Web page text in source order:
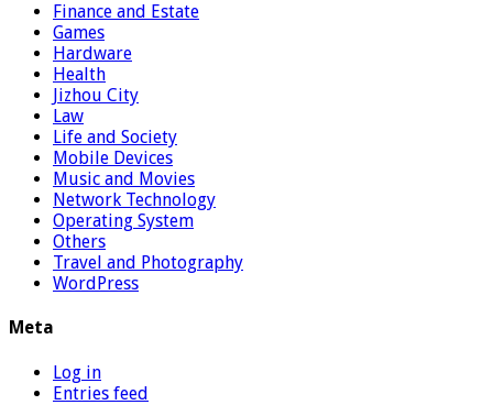
Finance and Estate
Games
Hardware
Health
Jizhou City
Law
Life and Society
Mobile Devices
Music and Movies
Network Technology
Operating System
Others
Travel and Photography
WordPress
Meta
Log in
Entries feed